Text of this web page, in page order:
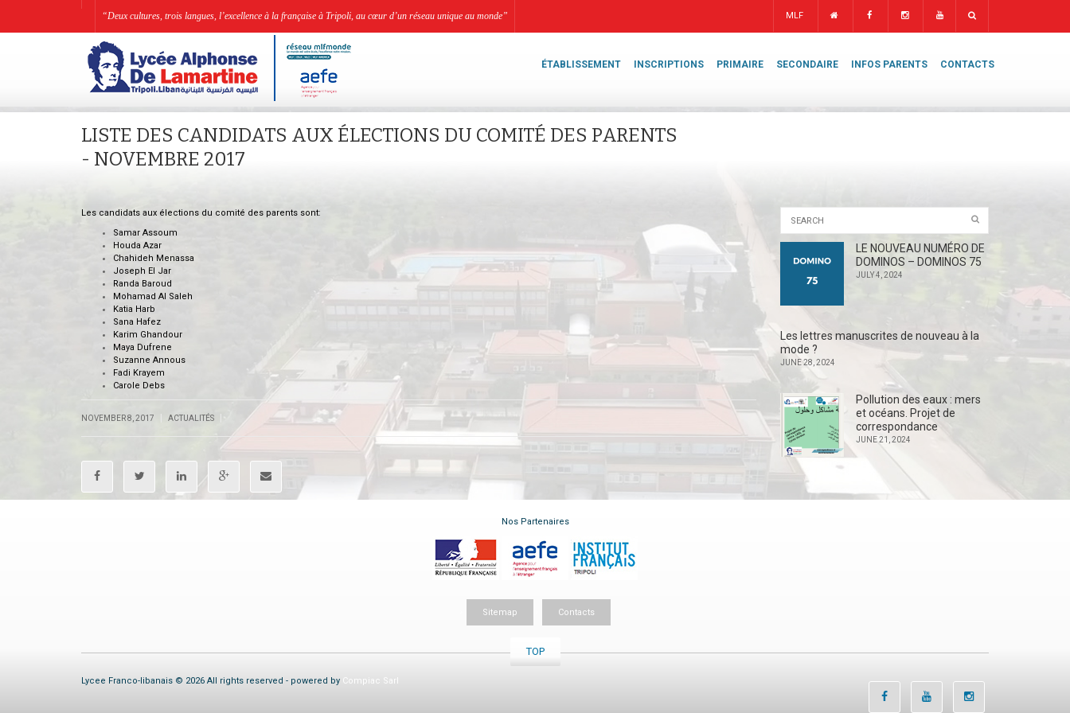
“Deux cultures, trois langues, l’excellence à la française à Tripoli, au cœur d’un réseau unique au monde” MLF
ÉTABLISSEMENT INSCRIPTIONS PRIMAIRE SECONDAIRE INFOS PARENTS CONTACTS
LISTE DES CANDIDATS AUX ÉLECTIONS DU COMITÉ DES PARENTS
- NOVEMBRE 2017
Les candidats aux élections du comité des parents sont:
Samar Assoum
Houda Azar
Chahideh Menassa
Joseph El Jar
Randa Baroud
Mohamad Al Saleh
Katia Harb
Sana Hafez
Karim Ghandour
Maya Dufrene
Suzanne Annous
Fadi Krayem
Carole Debs
NOVEMBER 8, 2017 | ACTUALITÉS |
LE NOUVEAU NUMÉRO DE
DOMINOS – DOMINOS 75
JULY 4, 2024
Les lettres manuscrites de nouveau à la
mode ?
JUNE 28, 2024
Pollution des eaux : mers
et océans. Projet de
correspondance
JUNE 21, 2024
Nos Partenaires
Sitemap Contacts
TOP
Lycee Franco-libanais © 2026 All rights reserved - powered by Compiac Sarl